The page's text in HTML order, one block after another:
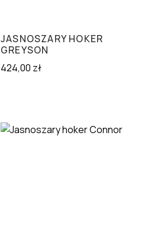
JASNOSZARY HOKER
GREYSON
424,00 zł